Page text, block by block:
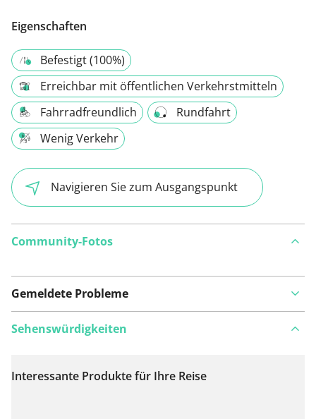
Eigenschaften
Befestigt (100%)
Erreichbar mit öffentlichen Verkehrstmitteln
Fahrradfreundlich
Rundfahrt
Wenig Verkehr
Navigieren Sie zum Ausgangspunkt
Community-Fotos
Gemeldete Probleme
Auf Karte anzeigen
Sehenswürdigkeiten
Interessante Produkte für Ihre Reise